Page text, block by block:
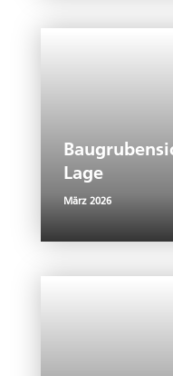
Lage
März 2026